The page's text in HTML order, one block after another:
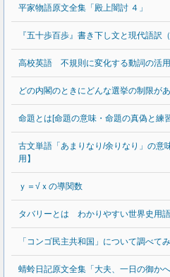
平家物語原文全集「殿上闇討 ４」
『五十歩百歩』書き下し文と現代語訳（
高校英語 不規則に変化する動詞の活用
どの内閣のときにどんな選挙の制限が
命題とは[命題の意味・命題の真偽と練
古文単語「あまりなり/余りなり」の意
用】
ｙ＝√ｘの導関数
タバリーとは わかりやすい世界史用
「コンゴ民主共和国」について調べて
蜻蛉日記原文全集「大夫、一日の御か